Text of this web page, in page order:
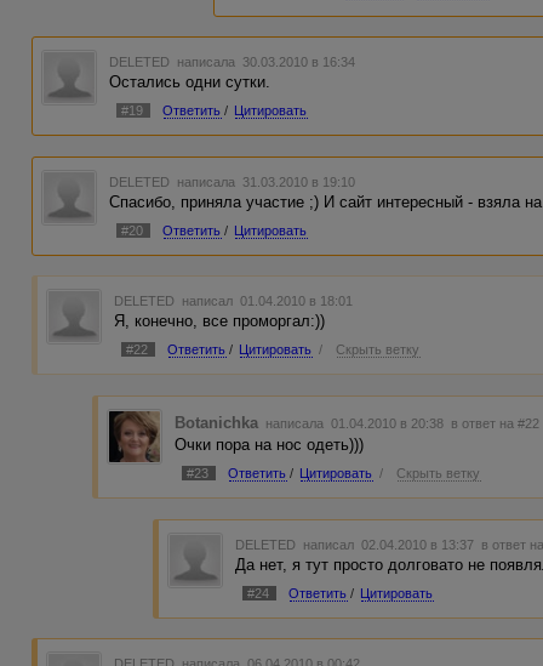
DELETED написала 30.03.2010 в 16:34
Остались одни сутки.
#19 Ответить / Цитировать
DELETED написала 31.03.2010 в 19:10
Спасибо, приняла участие ;) И сайт интересный - взяла
#20 Ответить / Цитировать
DELETED написал 01.04.2010 в 18:01
Я, конечно, все проморгал:))
#22 Ответить / Цитировать / Скрыть ветку
Botanichka написала 01.04.2010 в 20:38 в ответ на #22
Очки пора на нос одеть)))
#23 Ответить / Цитировать / Скрыть ветку
DELETED написал 02.04.2010 в 13:37 в ответ
Да нет, я тут просто долговато не
#24 Ответить / Цитировать